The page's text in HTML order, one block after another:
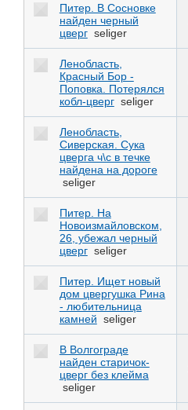
Питер. В Сосновке
найден черный
цверг seliger
Ленобласть,
Красный Бор -
Поповка. Потерялся
кобл-цверг seliger
Ленобласть,
Сиверская. Сука
цверга ч\c в течке
найдена на дороге
seliger
Питер. На
Новоизмайловском,
26, убежал черный
цверг seliger
Питер. Ищет новый
дом цвергушка Рина
- любительница
камней seliger
В Волгограде
найден старичок-
цверг без клейма
seliger